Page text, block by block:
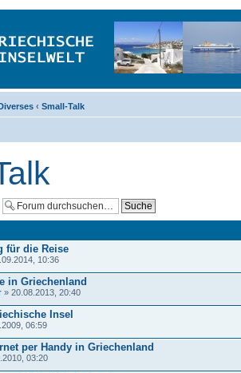
‹ Small-Talk
für die Reise
10:36
in Griechenland
» 20.08.2013, 20:40
Insel
06:59
per Handy in Griechenland
03:20